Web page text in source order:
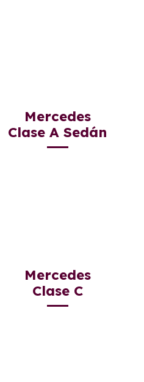
Mercedes
Clase A Sedán
Mercedes
Clase C